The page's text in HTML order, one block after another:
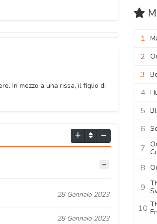
In mezzo a una rissa, il figlio di
28 Gennaio 2023
28 Gennaio 2023
1
2
3
4
5
6
7
8
9
10